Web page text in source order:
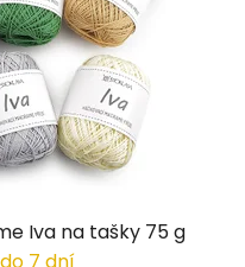
Iva na tašky 75 g